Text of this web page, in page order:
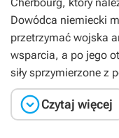
Dowódca niemiecki
przetrzymać wojska
wsparcia, a po jego
siły sprzymierzone z
Czytaj więcej